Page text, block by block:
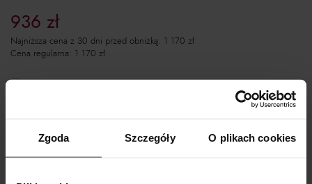
Zgoda Szczegóły O plikach cookies
936 zł
Najniższa cena z 30 dni przed obniżką: 1 170 zł
Cena regularna: 1 170 zł
WYBIERZ ROZMIAR